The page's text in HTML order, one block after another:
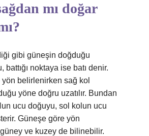
mı doğar
gibi güneşin doğduğu
battığı noktaya ise batı denir.
belirlenirken sağ kol
yöne doğru uzatılır. Bundan
ucu doğuyu, sol kolun ucu
Güneşe göre yön
ve kuzey de bilinebilir.